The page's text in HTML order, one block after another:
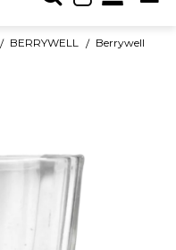
BERRYWELL
Berrywell